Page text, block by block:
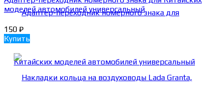
моделей автомобилей универсальный
150 ₽
Купить